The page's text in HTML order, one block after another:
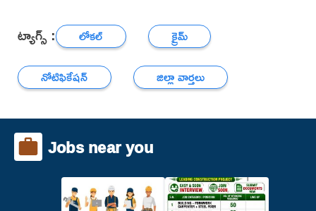
ట్యాగ్స్ : లోకల్
క్రైమ్
నోటిఫికేషన్
జిల్లా వార్తలు
Jobs near you